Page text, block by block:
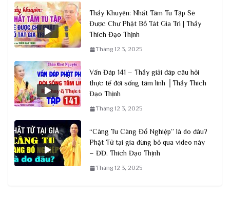
Thầy Khuyên: Nhất Tâm Tu Tập Sẽ
Được Chư Phật Bồ Tát Gia Trì | Thầy
Thích Đạo Thịnh
Tháng 12 3, 2025
Vấn Đáp 141 – Thầy giải đáp câu hỏi
thực tế đời sống tâm linh │Thầy Thích
Đạo Thịnh
Tháng 12 3, 2025
“Càng Tu Càng Đổ Nghiệp” là do đâu?
Phật Tử tại gia đừng bỏ qua video này
– ĐĐ. Thích Đạo Thịnh
Tháng 12 3, 2025